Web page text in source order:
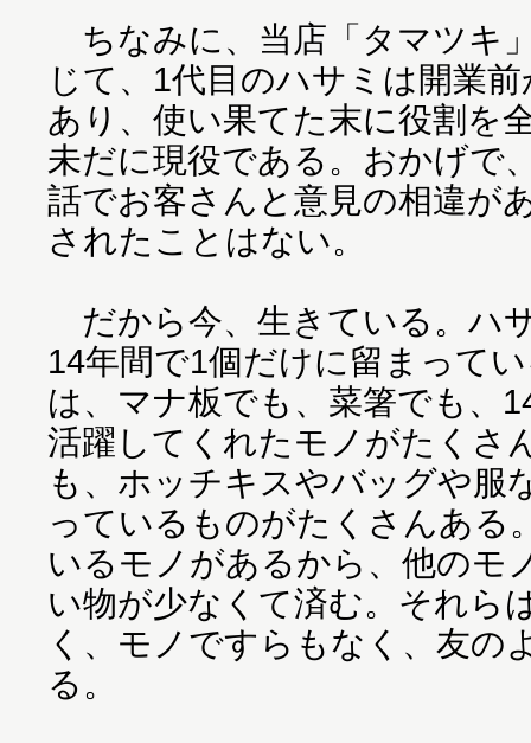
ちなみに、当店「タマツキ
じて、1代目のハサミは開業
あり、使い果てた末に役割を
未だに現役である。おかげで
話でお客さんと意見の相違が
されたことはない。
だから今、生きている。ハ
14年間で1個だけに留まって
は、マナ板でも、菜箸でも、
活躍してくれたモノがたくさ
も、ホッチキスやバッグや服
っているものがたくさんある
いるモノがあるから、他のモ
い物が少なくて済む。それら
く、モノですらもなく、友の
る。